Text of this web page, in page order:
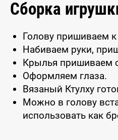
Сборка
Голову пришиваем к
Набиваем руки,
Крылья пришиваем
Оформляем глаза.
Вязаный Ктулху
Можно в голову
использовать как